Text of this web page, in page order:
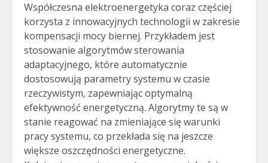
Współczesna elektroenergetyka coraz częściej
korzysta z innowacyjnych technologii w zakresie
kompensacji mocy biernej. Przykładem jest
stosowanie algorytmów sterowania
adaptacyjnego, które automatycznie
dostosowują parametry systemu w czasie
rzeczywistym, zapewniając optymalną
efektywność energetyczną. Algorytmy te są w
stanie reagować na zmieniające się warunki
pracy systemu, co przekłada się na jeszcze
większe oszczędności energetyczne.